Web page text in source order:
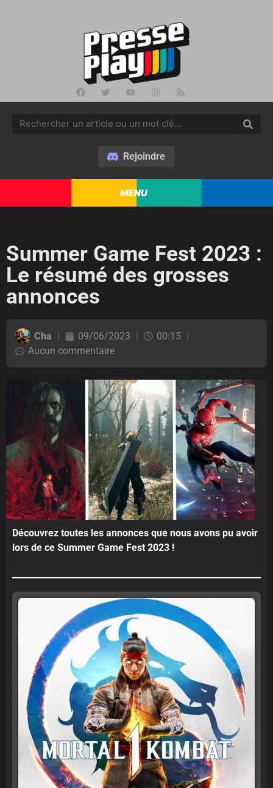
Rejoindre
MENU
Summer Game Fest 2023 :
Le résumé des grosses
annonces
Cha 09/06/2023
00:15
Aucun commentaire
Découvrez toutes les annonces que nous avons pu avoir
lors de ce Summer Game Fest 2023 !